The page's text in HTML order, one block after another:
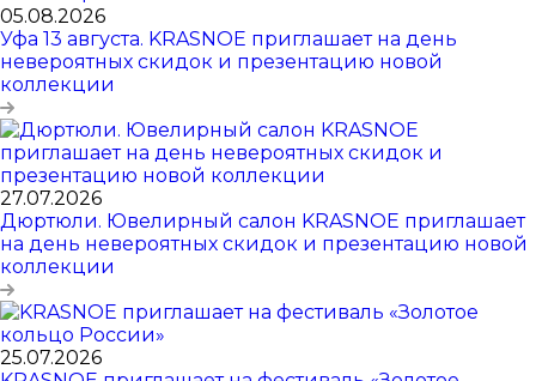
05.08.2026
Уфа 13 августа. KRASNOE приглашает на день
невероятных скидок и презентацию новой
коллекции
27.07.2026
Дюртюли. Ювелирный салон KRASNOE приглашает
на день невероятных скидок и презентацию новой
коллекции
25.07.2026